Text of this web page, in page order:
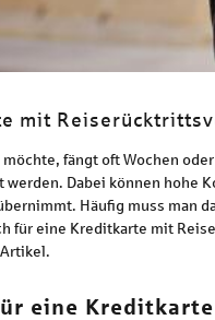
mit
fängt oft Wochen
werden. Dabei können hohe
Häufig muss man
für eine Kreditkarte mit
eine